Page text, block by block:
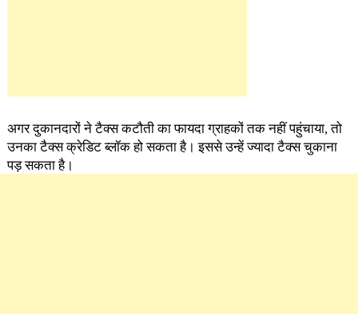
अगर दुकानदारों ने टैक्स कटौती का फायदा ग्राहकों तक नहीं पहुंचाया, तो
उनका टैक्स क्रेडिट ब्लॉक हो सकता है। इससे उन्हें ज्यादा टैक्स चुकाना
पड़ सकता है।